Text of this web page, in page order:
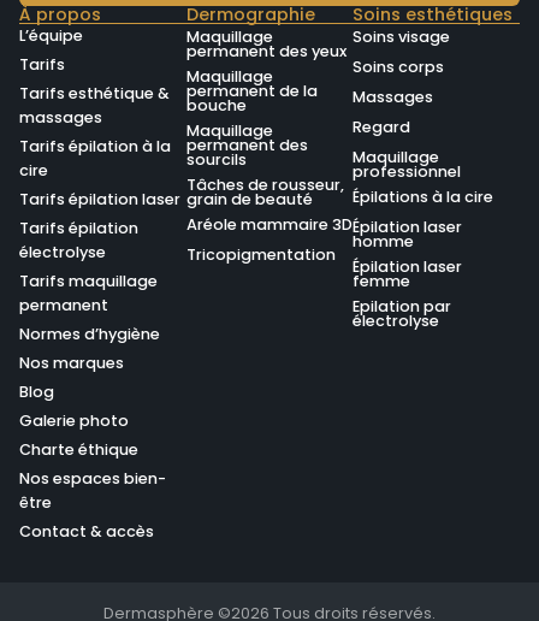
À propos
L’équipe
Tarifs
Tarifs esthétique &
massages
Tarifs épilation à la
cire
Tarifs épilation laser
Tarifs épilation
électrolyse
Tarifs maquillage
permanent
Normes d’hygiène
Nos marques
Blog
Galerie photo
Charte éthique
Nos espaces bien-
être
Contact & accès
Dermographie
Maquillage
permanent des yeux
Maquillage
permanent de la
bouche
Maquillage
permanent des
sourcils
Tâches de rousseur,
grain de beauté
Aréole mammaire 3D
Tricopigmentation
Soins esthétiques
Soins visage
Soins corps
Massages
Regard
Maquillage
professionnel
Épilations à la cire
Épilation laser
homme
Épilation laser
femme
Epilation par
électrolyse
Dermasphère ©2026 Tous droits réservés.